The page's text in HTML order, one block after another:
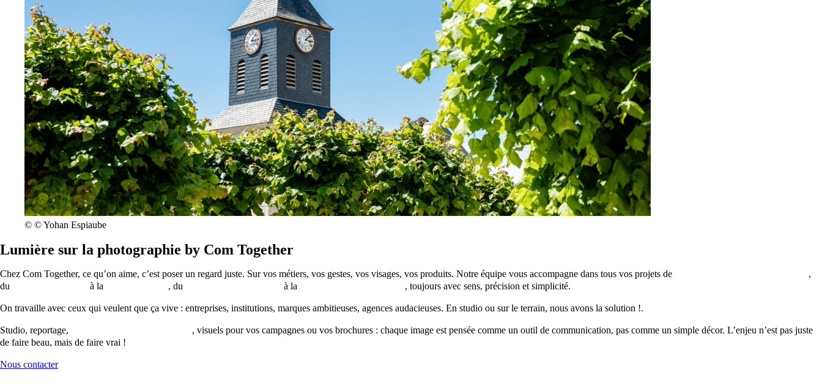
© © Yohan Espiaube
Lumière sur la photographie by Com Together
Chez Com Together, ce qu’on aime, c’est poser un regard juste. Sur vos métiers, vos gestes, vos visages, vos produits. Notre équipe vous accompagne dans tous vos projets de
,
du
à la , du à la , toujours avec sens, précision et simplicité.
On travaille avec ceux qui veulent que ça vive : entreprises, institutions, marques ambitieuses, agences audacieuses. En studio ou sur le terrain, nous avons la solution !.
Studio, reportage,
, visuels pour vos campagnes ou vos brochures : chaque image est pensée comme un outil de communication, pas comme un simple décor. L’enjeu n’est pas juste
de faire beau, mais de faire vrai !
Nous contacter